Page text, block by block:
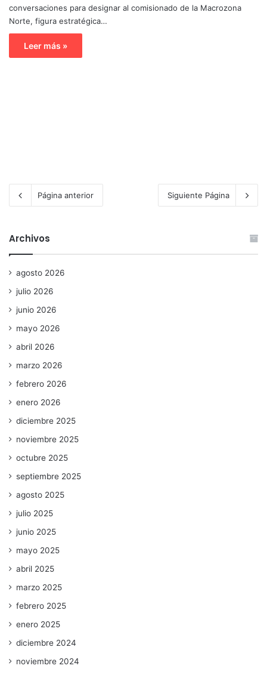
conversaciones para designar al comisionado de la Macrozona
Norte, figura estratégica…
Leer más »
Página anterior Siguiente Página
Archivos
agosto 2026
julio 2026
junio 2026
mayo 2026
abril 2026
marzo 2026
febrero 2026
enero 2026
diciembre 2025
noviembre 2025
octubre 2025
septiembre 2025
agosto 2025
julio 2025
junio 2025
mayo 2025
abril 2025
marzo 2025
febrero 2025
enero 2025
diciembre 2024
noviembre 2024